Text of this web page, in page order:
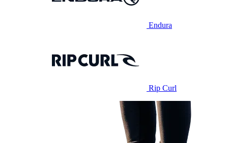
Endura
Rip Curl